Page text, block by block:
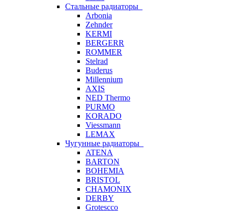
Стальные радиаторы
Arbonia
Zehnder
KERMI
BERGERR
ROMMER
Stelrad
Buderus
Millennium
AXIS
NED Thermo
PURMO
KORADO
Viessmann
LEMAX
Чугунные радиаторы
ATENA
BARTON
BOHEMIA
BRISTOL
CHAMONIX
DERBY
Grotescco